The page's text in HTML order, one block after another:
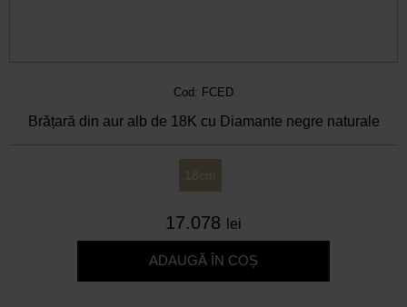
Cod: FCED
Brățară din aur alb de 18K cu Diamante negre naturale
18cm
17.078 lei
ADAUGĂ ÎN COȘ